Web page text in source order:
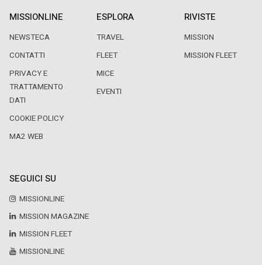
MISSIONLINE
NEWSTECA
CONTATTI
PRIVACY E
TRATTAMENTO
DATI
COOKIE POLICY
MA2 WEB
ESPLORA
TRAVEL
FLEET
MICE
EVENTI
RIVISTE
MISSION
MISSION FLEET
SEGUICI SU
MISSIONLINE
MISSION MAGAZINE
MISSION FLEET
MISSIONLINE